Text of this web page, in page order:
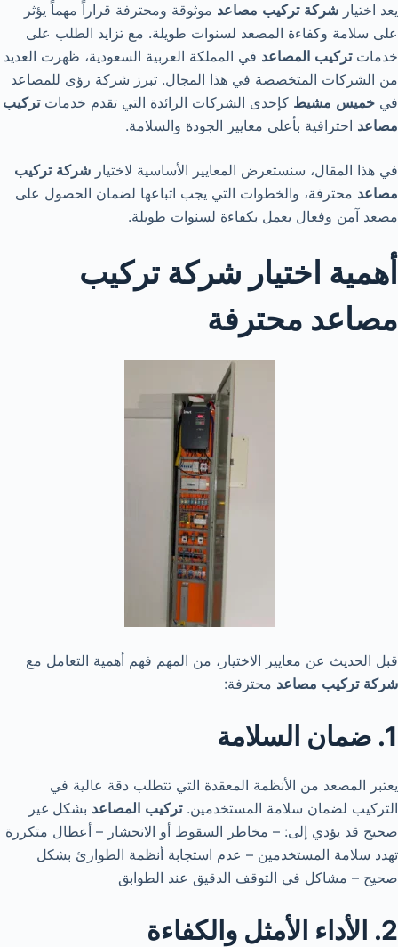
يعد اختيار شركة تركيب مصاعد موثوقة ومحترفة قراراً مهماً يؤثر
على سلامة وكفاءة المصعد لسنوات طويلة. مع تزايد الطلب على
خدماتتركيب المصاعد في المملكة العربية السعودية، ظهرت العديد
من الشركات المتخصصة في هذا المجال. تبرز شركة رؤى للمصاعد
في خميس مشيط كإحدى الشركات الرائدة التي تقدم خدماتتركيب
مصاعد احترافية بأعلى معايير الجودة والسلامة.
في هذا المقال، سنستعرض المعايير الأساسية لاختيار شركة تركيب
مصاعد محترفة، والخطوات التي يجب اتباعها لضمان الحصول على
مصعد آمن وفعال يعمل بكفاءة لسنوات طويلة.
أهمية اختيار شركة تركيب
مصاعد محترفة
قبل الحديث عن معايير الاختيار، من المهم فهم أهمية التعامل مع
شركة تركيب مصاعد محترفة:
1. ضمان السلامة
يعتبر المصعد من الأنظمة المعقدة التي تتطلب دقة عالية في
التركيب لضمان سلامة المستخدمين.تركيب المصاعد بشكل غير
صحيح قد يؤدي إلى: – مخاطر السقوط أو الانحشار – أعطال متكررة
تهدد سلامة المستخدمين – عدم استجابة أنظمة الطوارئ بشكل
صحيح – مشاكل في التوقف الدقيق عند الطوابق
2. الأداء الأمثل والكفاءة